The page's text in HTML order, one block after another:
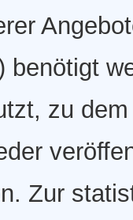
benötigt
zu
Zur